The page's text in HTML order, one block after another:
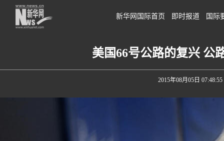
新华网国际首页 即时报道 国际
美国66号公路的复兴 公
2015年08月05日 07:48:55